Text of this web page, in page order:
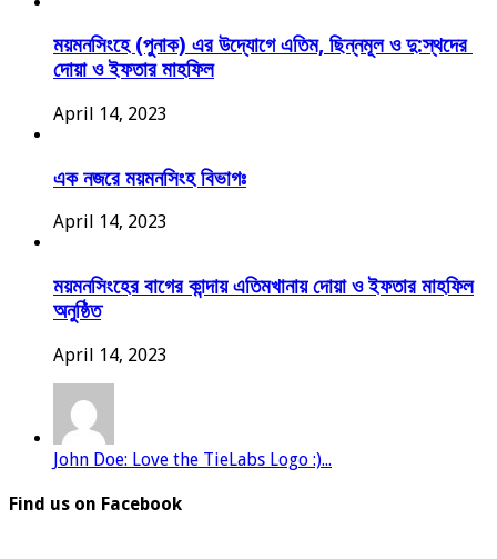
ময়মনসিংহে (পুনাক) এর উদ্যোগে এতিম, ছিন্নমূল ও দু:স্থদের
দোয়া ও ইফতার মাহফিল
April 14, 2023
এক নজরে ময়মনসিংহ বিভাগঃ
April 14, 2023
ময়মনসিংহের বাগের কান্দায় এতিমখানায় দোয়া ও ইফতার মাহফিল
অনুষ্ঠিত
April 14, 2023
John Doe: Love the TieLabs Logo :)...
Find us on Facebook